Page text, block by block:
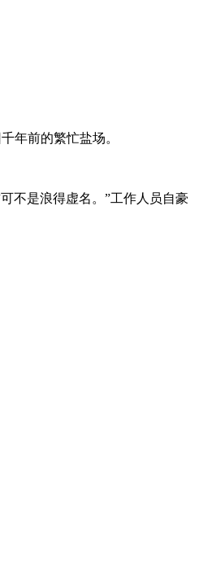
年前的繁忙盐场。
不是浪得虚名。”工作人员自豪